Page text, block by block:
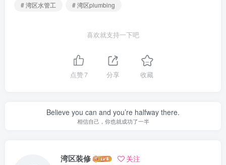
# 湾区水管工
# 湾区plumbing
喜欢就支持一下吧
点赞7 分享 收藏
Believe you can and you’re halfway there.
相信自己，你也就成功了一半
湾区装修 关注